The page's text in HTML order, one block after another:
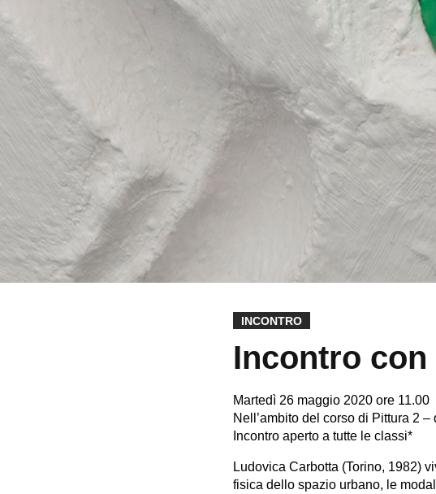
INCONTRO
Incontro
Martedì 26 maggio 2020 ore 11.00
Nell’ambito del corso di Pittura 2
Incontro aperto a tutte le classi*
Ludovica Carbotta (Torino, 1982)
fisica dello spazio urbano, le